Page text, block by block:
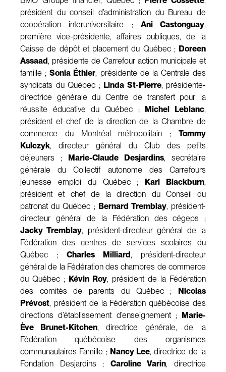
président du conseil d’administration du Bureau de
coopération interuniversitaire ; Ani Castonguay,
première vice-présidente, affaires publiques, de la
Caisse de dépôt et placement du Québec ; Doreen
Assaad, présidente de Carrefour action municipale et
famille ;Sonia Éthier, présidente de la Centrale des
syndicats du Québec ; Linda St-Pierre, présidente-
directrice générale du Centre de transfert pour la
réussite éducative du Québec ; Michel Leblanc,
président et chef de la direction de la Chambre de
commerce du Montréal métropolitain ; Tommy
Kulczyk, directeur général du Club des petits
déjeuners ; Marie-Claude Desjardins, secrétaire
générale du Collectif autonome des Carrefours
jeunesse emploi du Québec ; Karl Blackburn,
président et chef de la direction du Conseil du
patronat du Québec ; Bernard Tremblay, président-
directeur général de la Fédération des cégeps ;
Jacky Tremblay, président-directeur général de la
Fédération des centres de services scolaires du
Québec ; Charles Milliard, président-directeur
général de la Fédération des chambres de commerce
du Québec ; Kévin Roy, président de la Fédération
des comités de parents du Québec ; Nicolas
Prévost, président de la Fédération québécoise des
directions d’établissement d’enseignement ; Marie-
Ève Brunet-Kitchen, directrice générale, de la
Fédération québécoise des organismes
communautaires Famille ; Nancy Lee, directrice de la
Fondation Desjardins ; Caroline Varin, directrice